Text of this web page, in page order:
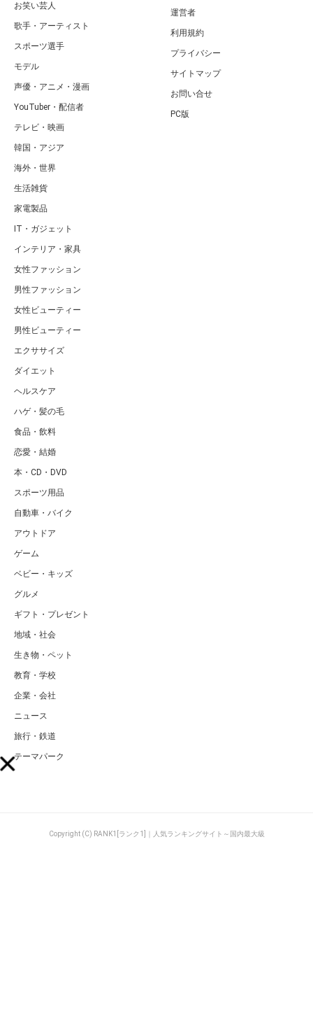
お笑い芸人
歌手・アーティスト
スポーツ選手
モデル
声優・アニメ・漫画
YouTuber・配信者
テレビ・映画
韓国・アジア
海外・世界
生活雑貨
家電製品
IT・ガジェット
インテリア・家具
女性ファッション
男性ファッション
女性ビューティー
男性ビューティー
エクササイズ
ダイエット
ヘルスケア
ハゲ・髪の毛
食品・飲料
恋愛・結婚
本・CD・DVD
スポーツ用品
自動車・バイク
アウトドア
ゲーム
ベビー・キッズ
グルメ
ギフト・プレゼント
地域・社会
生き物・ペット
教育・学校
企業・会社
ニュース
旅行・鉄道
テーマパーク
運営者
利用規約
プライバシー
サイトマップ
お問い合せ
PC版
Copyright (C) RANK1[ランク1]｜人気ランキングサイト～国内最大級